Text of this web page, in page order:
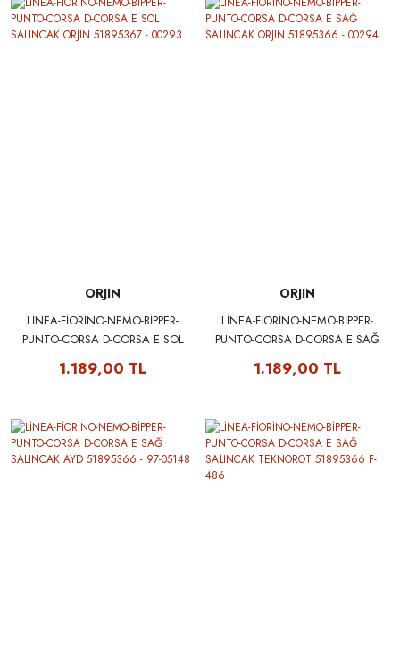
ORJIN
LİNEA-FİORİNO-NEMO-BİPPER-
PUNTO-CORSA D-CORSA E SOL
00293
1.189,00 TL
ORJIN
LİNEA-FİORİNO-NEMO-BİPPER-
PUNTO-CORSA D-CORSA E SAĞ
00294
1.189,00 TL